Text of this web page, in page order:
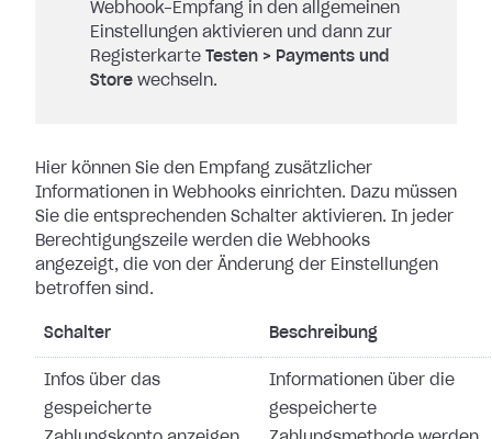
Webhook-Empfang in den allgemeinen
Einstellungen aktivieren und dann zur
Registerkarte
Testen > Payments und
Store wechseln.
Hier können Sie den Empfang zusätzlicher
Informationen in Webhooks einrichten. Dazu müssen
Sie die entsprechenden Schalter aktivieren. In jeder
Berechtigungszeile werden die Webhooks
angezeigt, die von der Änderung der Einstellungen
betroffen sind.
Schalter Beschreibung
Infos über das
gespeicherte
Informationen über die
gespeicherte